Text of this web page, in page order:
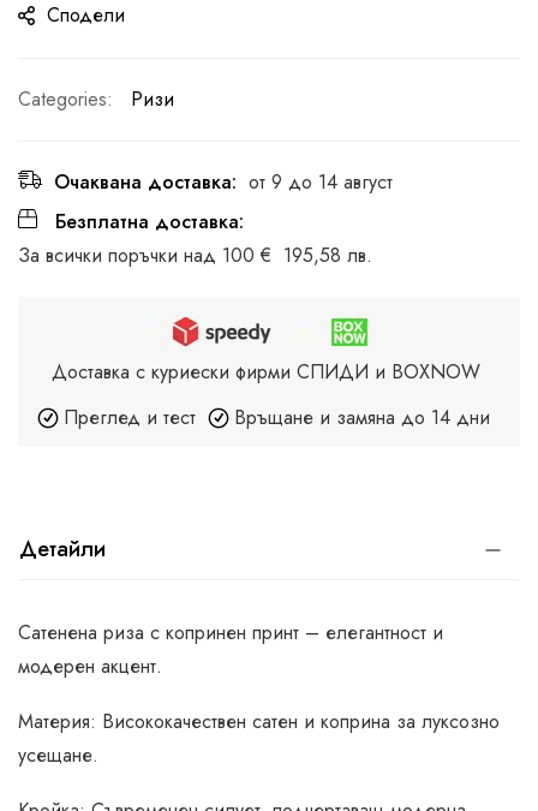
Сподели
Categories: Ризи
Очаквана доставка: от 9 до 14 август
Безплатна доставка:
За всички поръчки над 100 € 195,58 лв.
Доставка с куриески фирми СПИДИ и BOXNOW
Преглед и тест
Връщане и замяна до 14 дни
Детайли
Сатенена риза с копринен принт – елегантност и
модерен акцент.
Материя: Висококачествен сатен и коприна за луксозно
усещане.